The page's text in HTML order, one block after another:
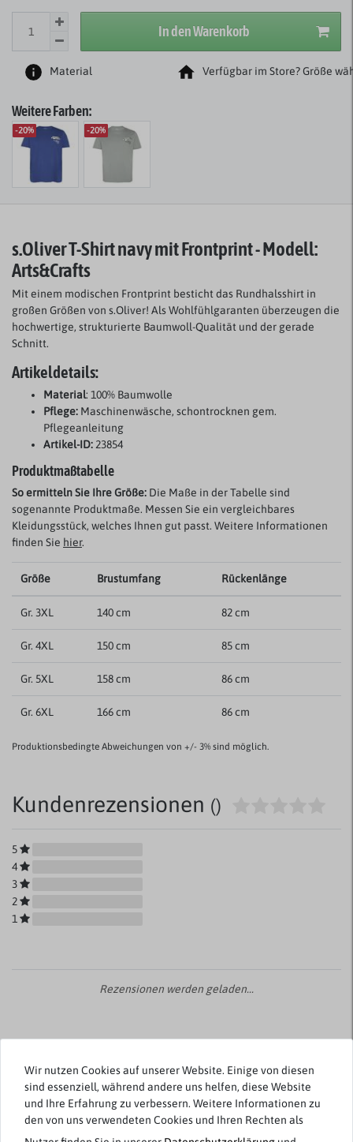
In den Warenkorb
Material Verfügbar im Store? Größe
Weitere Farben:
-20% -20%
s.Oliver T-Shirtnavy mit Frontprint - Modell:
Arts&Crafts
Mit einem modischen Frontprint besticht das Rundhalsshirt in
großen Größen von s.Oliver! Als Wohlfühlgaranten überzeugen die
hochwertige, strukturierte Baumwoll-Qualität und der gerade
Schnitt.
Artikeldetails:
Material: 100% Baumwolle
Pflege: Maschinenwäsche, schontrocknen gem.
Pflegeanleitung
Artikel-ID:23854
Produktmaßtabelle
So ermitteln Sie Ihre Größe: Die Maße in der Tabelle sind
sogenannte Produktmaße. Messen Sie ein vergleichbares
Kleidungsstück, welches Ihnen gut passt. Weitere Informationen
finden Sie hier.
Größe Brustumfang Rückenlänge
Gr. 3XL 140 cm 82 cm
Gr. 4XL 150 cm 85 cm
Gr. 5XL 158 cm 86 cm
Gr. 6XL 166 cm 86 cm
Produktionsbedingte Abweichungen von +/- 3% sind möglich.
Kundenrezensionen ()
5
4
3
2
1
Rezensionen werden geladen...
Weitere Artikel von s.Oliver
Neuheit
Wir nutzen Cookies auf unserer Website. Einige von diesen
sind essenziell, während andere uns helfen, diese Website
und Ihre Erfahrung zu verbessern. Weitere Informationen zu
den von uns verwendeten Cookies und Ihren Rechten als